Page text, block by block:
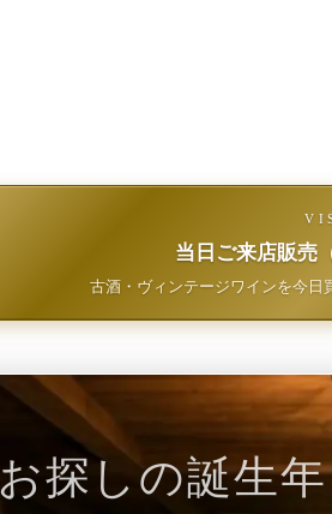
当日ご来店販売
古酒・ヴィンテージワインを今日
お探しの誕生